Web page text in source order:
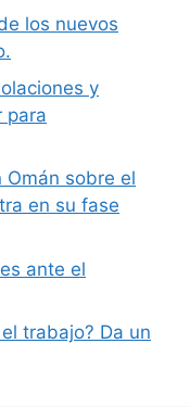
los nuevos
y
para
Omán sobre el
en su fase
ante el
trabajo? Da un